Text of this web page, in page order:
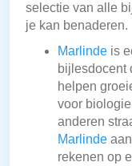
selectie van alle
je kan benaderen.
Marlinde is
bijlesdocent
helpen
voor
anderen
Marlinde
rekenen op